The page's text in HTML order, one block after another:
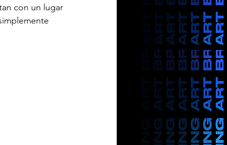
con un lugar